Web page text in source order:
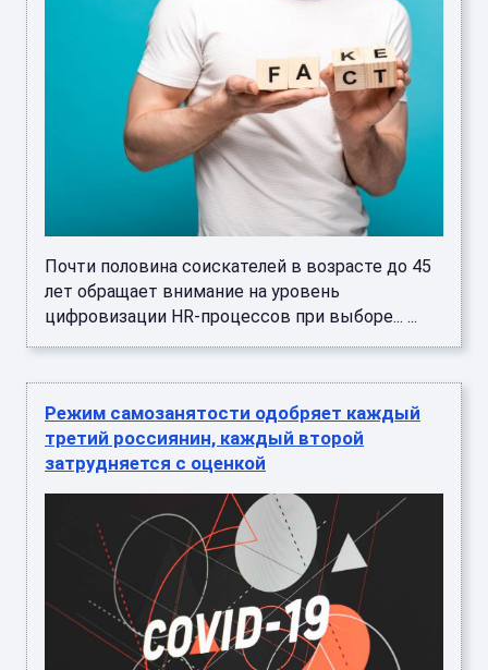
Почти половина соискателей в возрасте до 45
лет обращает внимание на уровень
цифровизации HR-процессов при выборе... ...
Режим самозанятости одобряет каждый
третий россиянин, каждый второй
затрудняется с оценкой